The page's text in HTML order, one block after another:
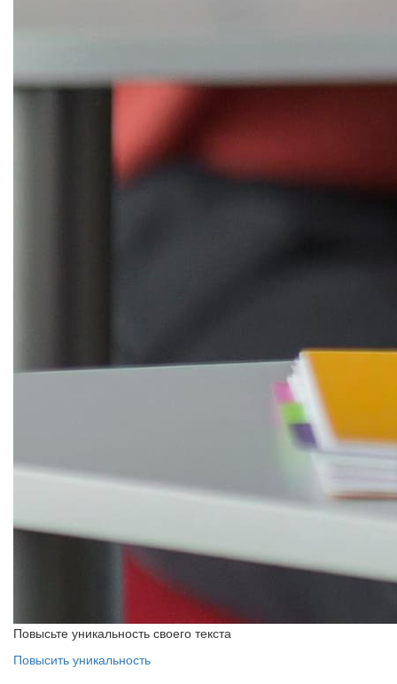
Повысьте уникальность своего текста
Повысить уникальность